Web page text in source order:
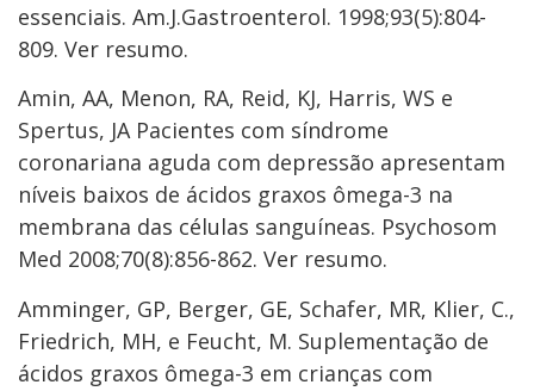
essenciais. Am.J.Gastroenterol. 1998;93(5):804-
809. Ver resumo.
Amin, AA, Menon, RA, Reid, KJ, Harris, WS e
Spertus, JA Pacientes com síndrome
coronariana aguda com depressão apresentam
níveis baixos de ácidos graxos ômega-3 na
membrana das células sanguíneas. Psychosom
Med 2008;70(8):856-862. Ver resumo.
Amminger, GP, Berger, GE, Schafer, MR, Klier, C.,
Friedrich, MH, e Feucht, M. Suplementação de
ácidos graxos ômega-3 em crianças com